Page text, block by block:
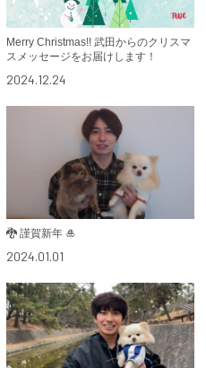
Merry Christmas!! 武田からのクリスマ
スメッセージをお届けします！
2024.12.24
🐉 謹賀新年 🎍
2024.01.01